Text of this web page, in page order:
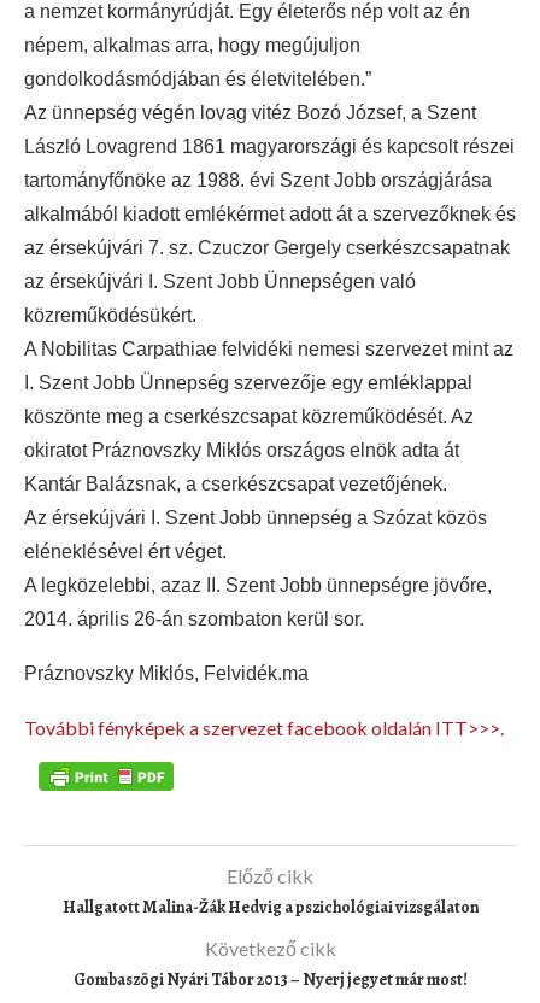
a nemzet kormányrúdját. Egy életerős nép volt az én
népem, alkalmas arra, hogy megújuljon
gondolkodásmódjában és életvitelében.”
Az ünnepség végén lovag vitéz Bozó József, a Szent
László Lovagrend 1861 magyarországi és kapcsolt részei
tartományfőnöke az 1988. évi Szent Jobb országjárása
alkalmából kiadott emlékérmet adott át a szervezőknek és
az érsekújvári 7. sz. Czuczor Gergely cserkészcsapatnak
az érsekújvári I. Szent Jobb Ünnepségen való
közreműködésükért.
A Nobilitas Carpathiae felvidéki nemesi szervezet mint az
I. Szent Jobb Ünnepség szervezője egy emléklappal
köszönte meg a cserkészcsapat közreműködését. Az
okiratot Práznovszky Miklós országos elnök adta át
Kantár Balázsnak, a cserkészcsapat vezetőjének.
Az érsekújvári I. Szent Jobb ünnepség a Szózat közös
eléneklésével ért véget.
A legközelebbi, azaz II. Szent Jobb ünnepségre jövőre,
2014. április 26-án szombaton kerül sor.
Práznovszky Miklós, Felvidék.ma
További fényképek a szervezet facebook oldalán ITT>>>.
Előző cikk
Hallgatott Malina-Žák Hedvig a pszichológiai vizsgálaton
Következő cikk
Gombaszögi Nyári Tábor 2013 – Nyerj jegyet már most!